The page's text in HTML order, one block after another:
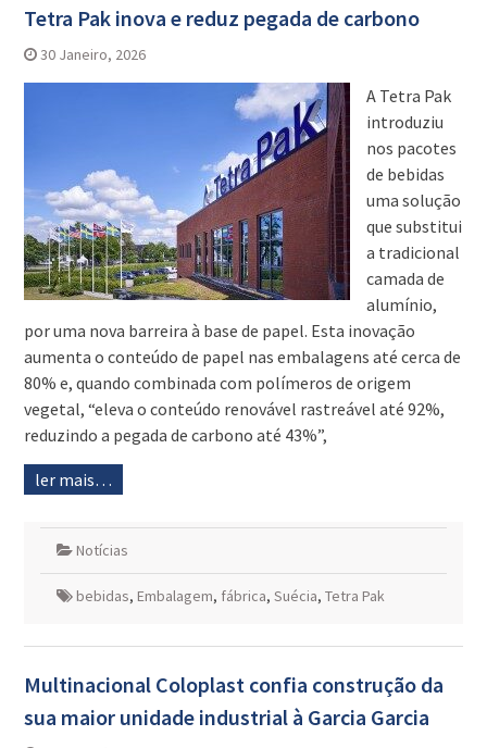
Tetra Pak inova e reduz pegada de carbono
30 Janeiro, 2026
A Tetra Pak
introduziu
nos pacotes
de bebidas
uma solução
que substitui
a tradicional
camada de
alumínio,
por uma nova barreira à base de papel. Esta inovação
aumenta o conteúdo de papel nas embalagens até cerca de
80% e, quando combinada com polímeros de origem
vegetal, “eleva o conteúdo renovável rastreável até 92%,
reduzindo a pegada de carbono até 43%”,
ler mais…
Notícias
bebidas, Embalagem, fábrica, Suécia, Tetra Pak
Multinacional Coloplast confia construção da
sua maior unidade industrial à Garcia Garcia